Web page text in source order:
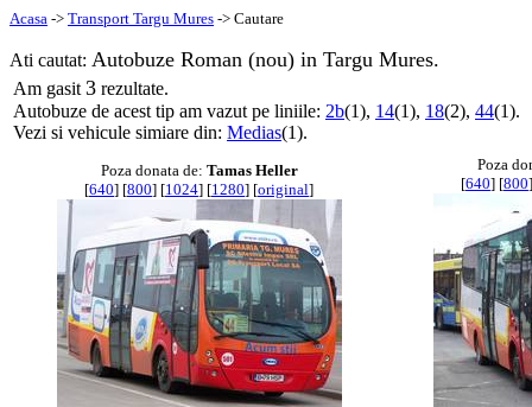
Acasa -> Transport Targu Mures -> Cautare
Ati cautat: Autobuze Roman (nou) in Targu Mures.
Am gasit 3 rezultate.
Autobuze de acest tip am vazut pe liniile: 2b(1), 14(1), 18(2), 44(1).
Vezi si vehicule simiare din: Medias(1).
Poza donata de: Tamas Heller
[640] [800] [1024] [1280] [original]
Poza
[640] [800